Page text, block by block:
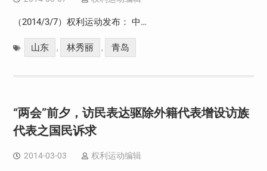
（2014/3/7）权利运动发布： 中…
山东 , 林秀丽 , 青岛
“两会”前夕，访民表达驱除外籍代表增设访族
代表之国民诉求
2014-03-03 权利运动编辑